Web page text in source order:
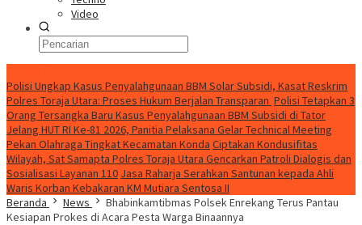
Video
Polisi Ungkap Kasus Penyalahgunaan BBM Solar Subsidi, Kasat Reskrim
Polres Toraja Utara: Proses Hukum Berjalan Transparan Polisi Tetapkan 3
Orang Tersangka Baru Kasus Penyalahgunaan BBM Subsidi di Tator
Jelang HUT RI Ke-81 2026, Panitia Pelaksana Gelar Technical Meeting
Pekan Olahraga Tingkat Kecamatan Konda Ciptakan Kondusifitas
Wilayah, Sat Samapta Polres Toraja Utara Gencarkan Patroli Dialogis dan
Sosialisasi Layanan 110 Jasa Raharja Serahkan Santunan kepada Ahli
Waris Korban Kebakaran KM Mutiara Sentosa II
Beranda
News
Bhabinkamtibmas Polsek Enrekang Terus Pantau
Kesiapan Prokes di Acara Pesta Warga Binaannya